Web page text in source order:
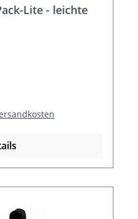
Lite - leichte